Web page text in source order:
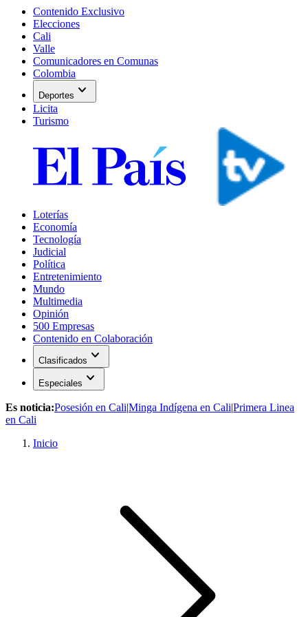
Contenido Exclusivo
Elecciones
Cali
Valle
Comunicadores en Comunas
Colombia
Deportes expand_more
Licita
Turismo
Loterías
Economía
Tecnología
Judicial
Política
Entretenimiento
Mundo
Multimedia
Opinión
500 Empresas
Contenido en Colaboración
Clasificados expand_more
Especiales expand_more
Es noticia:Posesión en Cali|Minga Indígena en Cali|Primera Linea
en Cali
Inicio